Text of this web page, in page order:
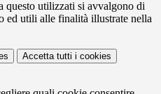
questo utilizzati si avvalgono di
ed utili alle finalità illustrate nella
Accetta tutti i cookies